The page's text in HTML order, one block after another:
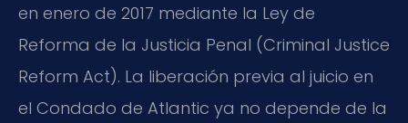
en enero de 2017 mediante la Ley de
Reforma de la Justicia Penal (Criminal Justice
Reform Act). La liberación previa al juicio en
el Condado de Atlantic ya no depende de la